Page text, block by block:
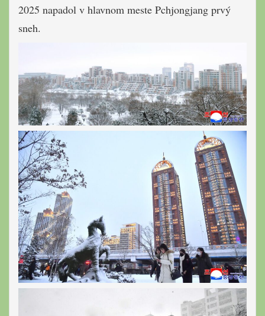
2025 napadol v hlavnom meste Pchjongjang prvý
sneh.